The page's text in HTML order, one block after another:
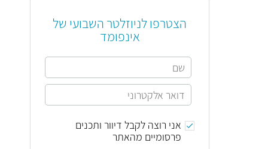
הצטרפו לניוזלטר השבועי של
אינפומד
אני רוצה לקבל דיוור ותכנים
פרסומיים מהאתר